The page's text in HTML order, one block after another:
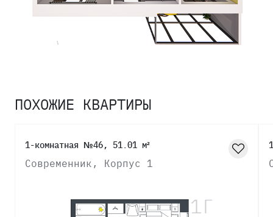
ПОХОЖИЕ КВАРТИРЫ
1-комнатная №46, 51.01 м²
Современник, Корпус 1